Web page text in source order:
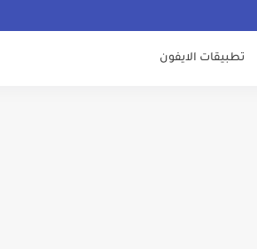
تطبيقات الايفون